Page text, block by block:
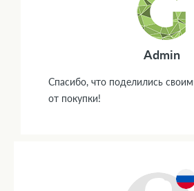
Admin
Спасибо, что поделились
от покупки!